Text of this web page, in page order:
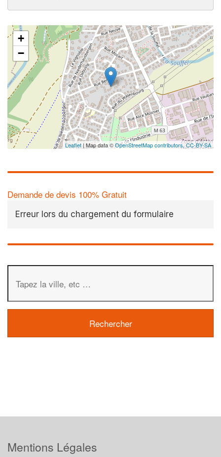
+
−
Leaflet | Map data ©OpenStreetMap contributors,CC-BY-SA
Demande de devis 100% Gratuit
Erreur lors du chargement du formulaire
Mentions Légales